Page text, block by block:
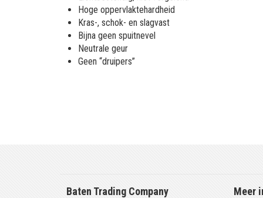
Hoge oppervlaktehardheid
Kras-, schok- en slagvast
Bijna geen spuitnevel
Neutrale geur
Geen “druipers”
Baten Trading Company Meer